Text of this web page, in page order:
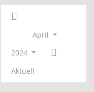
April
2024
Aktuell